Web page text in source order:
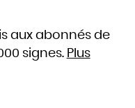
aux abonnés de
signes. Plus